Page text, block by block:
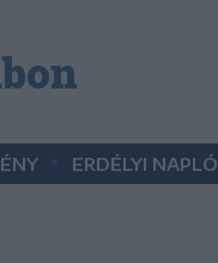
ERDÉLYI NAPLÓ